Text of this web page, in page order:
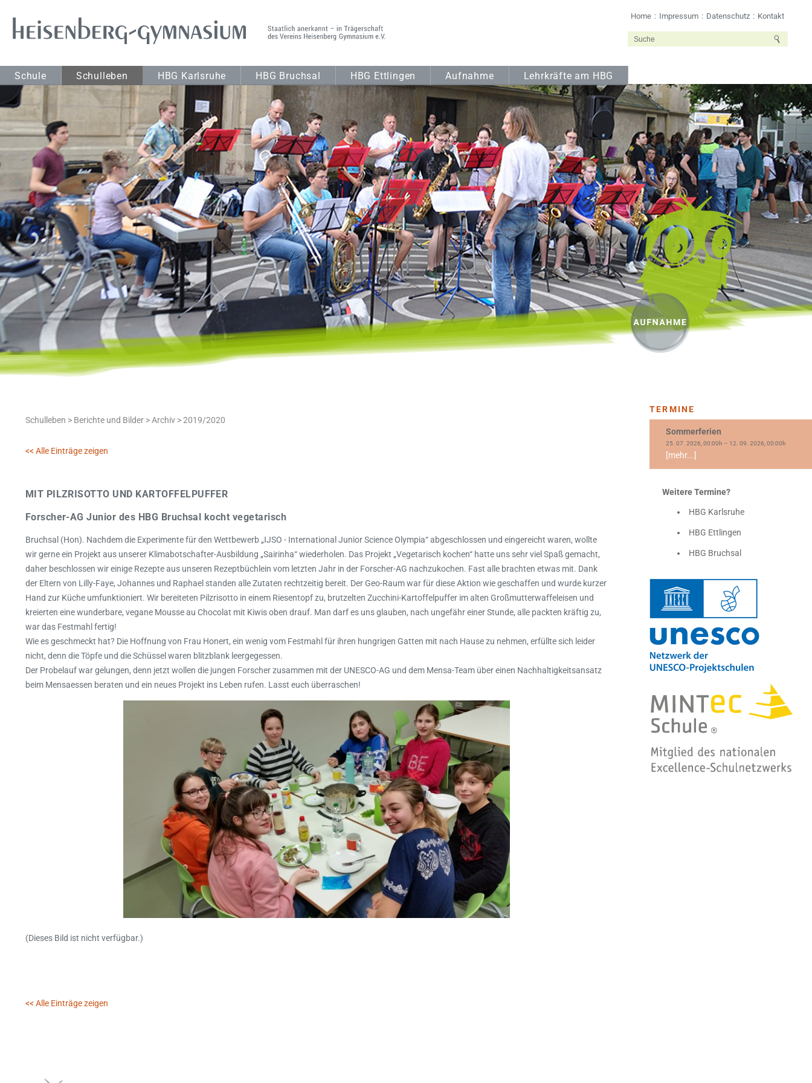
Home Impressum Datenschutz Kontakt
Schule Schulleben HBG Karlsruhe HBG Bruchsal HBG Ettlingen Aufnahme Lehrkräfte am HBG
Schulleben > Berichte und Bilder>Archiv>2019/2020
<< Alle Einträge zeigen
MIT PILZRISOTTO UND KARTOFFELPUFFER
Forscher-AG Junior des HBG Bruchsal kocht vegetarisch
Bruchsal (Hon). Nachdem die Experimente für den Wettbewerb „IJSO - International Junior Science Olympia“ abgeschlossen und eingereicht waren, wollte
wir gerne ein Projekt aus unserer Klimabotschafter-Ausbildung „Sairinha“ wiederholen. Das Projekt „Vegetarisch kochen“ hatte uns sehr viel Spaß gemacht,
daher beschlossen wir einige Rezepte aus unseren Rezeptbüchlein vom letzten Jahr in der Forscher-AG nachzukochen. Fast alle brachten etwas mit. Dank
der Eltern von Lilly-Faye, Johannes und Raphael standen alle Zutaten rechtzeitig bereit. Der Geo-Raum war für diese Aktion wie geschaffen und wurde kurzer
Hand zur Küche umfunktioniert. Wir bereiteten Pilzrisotto in einem Riesentopf zu, brutzelten Zucchini-Kartoffelpuffer im alten Großmutterwaffeleisen und
kreierten eine wunderbare, vegane Mousse au Chocolat mit Kiwis oben drauf. Man darf es uns glauben, nach ungefähr einer Stunde, alle packten kräftig zu,
war das Festmahl fertig!
Wie es geschmeckt hat? Die Hoffnung von Frau Honert, ein wenig vom Festmahl für ihren hungrigen Gatten mit nach Hause zu nehmen, erfüllte sich leider
nicht, denn die Töpfe und die Schüssel waren blitzblank leergegessen.
Der Probelauf war gelungen, denn jetzt wollen die jungen Forscher zusammen mit der UNESCO-AG und dem Mensa-Team über einen Nachhaltigkeitsansatz
beim Mensaessen beraten und ein neues Projekt ins Leben rufen. Lasst euch überraschen!
(Dieses Bild ist nicht verfügbar.)
<< Alle Einträge zeigen
TERMINE
Sommerferien
25. 07. 2026, 00:00h – 12. 09. 2026, 00:00h
[mehr...]
Weitere Termine?
HBG Karlsruhe
HBG Ettlingen
HBG Bruchsal